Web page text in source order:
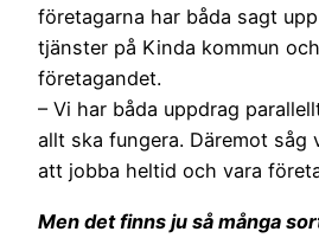
företagarna har båda sagt
tjänster på Kinda kommun
företagandet.
– Vi har båda uppdrag
allt ska fungera. Däremot såg
att jobba heltid och vara
Men det finns ju så många